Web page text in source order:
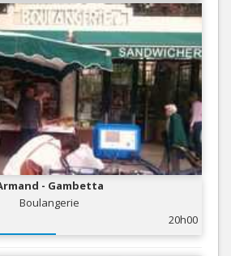
- Gambetta
Boulangerie
20h00